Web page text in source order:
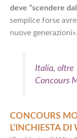
deve “scendere
semplice forse
nuove generazioni».
Italia, oltre
Concours
CONCOURS
L’INCHIESTA